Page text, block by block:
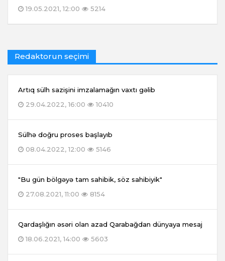
19.05.2021, 12:00
5214
Redaktorun seçimi
Artıq sülh sazişini imzalamağın vaxtı gəlib
29.04.2022, 16:00
10410
Sülhə doğru proses başlayıb
08.04.2022, 12:00
5146
"Bu gün bölgəyə tam sahibik, söz sahibiyik"
27.08.2021, 11:00
8154
Qardaşlığın əsəri olan azad Qarabağdan dünyaya mesaj
18.06.2021, 14:00
5603